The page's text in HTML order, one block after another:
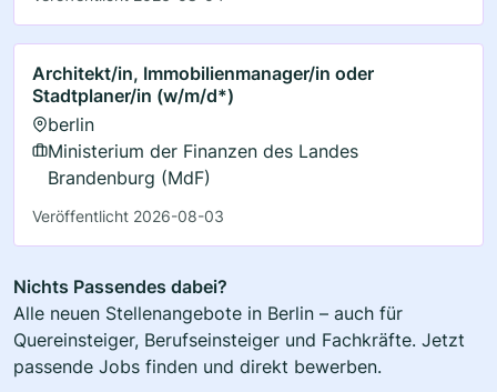
Architekt/in, Immobilienmanager/in oder
Stadtplaner/in (w/m/d*)
berlin
Ministerium der Finanzen des Landes
Brandenburg (MdF)
Veröffentlicht 2026-08-03
Nichts Passendes dabei?
Alle neuen Stellenangebote in Berlin – auch für
Quereinsteiger, Berufseinsteiger und Fachkräfte. Jetzt
passende Jobs finden und direkt bewerben.